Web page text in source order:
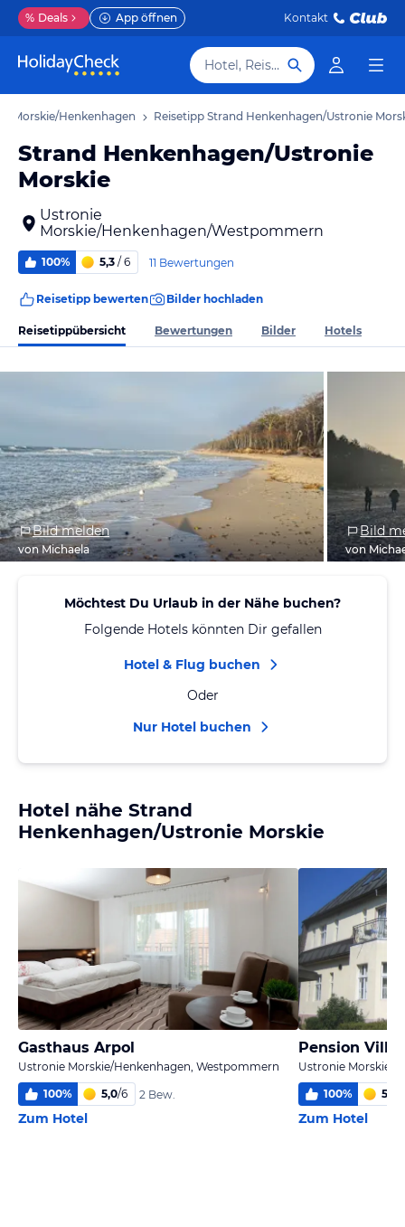
% Deals App öffnen Kontakt
Hotel, Reiseziel
Morskie/Henkenhagen Reisetipp Strand Henkenhagen/Ustronie
Strand Henkenhagen/Ustronie
Morskie
Ustronie
Morskie/Henkenhagen/Westpommern
100% 5,3 / 6 11 Bewertungen
Reisetipp bewerten Bilder hochladen
Reisetippübersicht Bewertungen Bilder Hotels
Bild melden
von Michaela
Bild
von
Möchtest Du Urlaub in der Nähe buchen?
Folgende Hotels könnten Dir gefallen
Hotel & Flug buchen
Oder
Nur Hotel buchen
Hotel nähe Strand
Henkenhagen/Ustronie Morskie
Gasthaus Arpol
Ustronie Morskie/Henkenhagen, Westpommern
100% 5,0/6 2 Bew.
Zum Hotel
Pension Villa
Ustronie Morskie/
100% 5,6
Zum Hotel